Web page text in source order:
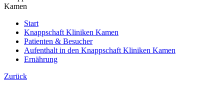
Kamen
Start
Knappschaft Kliniken Kamen
Patienten & Besucher
Aufenthalt in den Knappschaft Kliniken Kamen
Ernährung
Zurück